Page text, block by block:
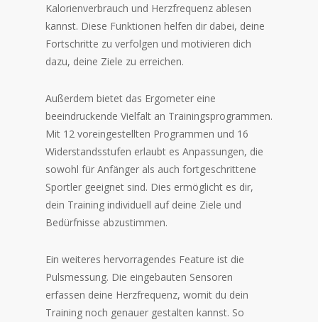
Kalorienverbrauch und Herzfrequenz ablesen
kannst. Diese Funktionen helfen dir dabei, deine
Fortschritte zu verfolgen und motivieren dich
dazu, deine Ziele zu erreichen.
Außerdem bietet das Ergometer eine
beeindruckende Vielfalt an Trainingsprogrammen.
Mit 12 voreingestellten Programmen und 16
Widerstandsstufen erlaubt es Anpassungen, die
sowohl für Anfänger als auch fortgeschrittene
Sportler geeignet sind. Dies ermöglicht es dir,
dein Training individuell auf deine Ziele und
Bedürfnisse abzustimmen.
Ein weiteres hervorragendes Feature ist die
Pulsmessung. Die eingebauten Sensoren
erfassen deine Herzfrequenz, womit du dein
Training noch genauer gestalten kannst. So